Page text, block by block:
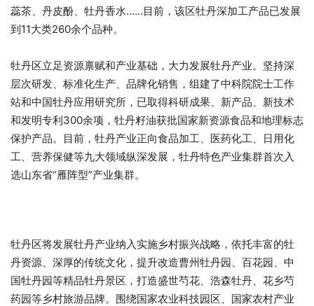
蕊茶、丹皮酚、牡丹香水……目前，该区牡丹深加工产品已发展
到11大类260余个品种。
牡丹区立足资源禀赋和产业基础，大力发展牡丹产业。坚持深
层次研发、标准化生产、品牌化销售，组建了中科院院士工作
站和中国牡丹应用研究所，已取得科研成果、新产品、新技术
和发明专利300余项，牡丹籽油获批国家新资源食品和地理标志
保护产品。目前，牡丹产业正向食品加工、医药化工、日用化
工、营养保健等九大领域纵深发展，牡丹特色产业集群首次入
选山东省“雁阵型”产业集群。
牡丹区将发展牡丹产业纳入实施乡村振兴战略，依托丰富的牡
丹资源、深厚的传统文化，提升改造曹州牡丹园、百花园、中
国牡丹园等精品牡丹景区，打造盛世芍花、浩森牡丹、花乡芍
药园等乡村旅游品牌。围绕国家农业科技园区、国家农村产业